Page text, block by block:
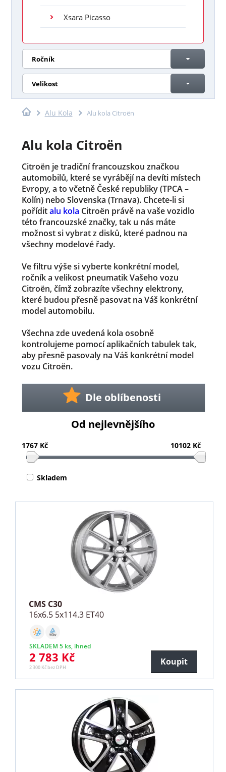
Xsara Picasso
Ročník
Velikost
Alu Kola Alu kola Citroën
Alu kola Citroën
Citroën je tradiční francouzskou značkou
automobilů, které se vyrábějí na devíti místech
Evropy, a to včetně České republiky (TPCA –
Kolín) nebo Slovenska (Trnava). Chcete-li si
poříditalu kola Citroën právě na vaše vozidlo
této francouzské značky, tak u nás máte
možnost si vybrat z disků, které padnou na
všechny modelové řady.
Ve filtru výše si vyberte konkrétní model,
ročník a velikost pneumatik Vašeho vozu
Citroën, čímž zobrazíte všechny elektrony,
které budou přesně pasovat na Váš konkrétní
model automobilu.
Všechna zde uvedená kola osobně
kontrolujeme pomocí aplikačních tabulek tak,
aby přesně pasovaly na Váš konkrétní model
vozu Citroën.
Dle oblíbenosti
Od nejlevnějšího
1767 Kč 10102 Kč
Skladem
CMS C30
16x6.5 5x114.3 ET40
SKLADEM 5 ks, ihned
2 783 Kč
2 300 Kč bez DPH
Koupit